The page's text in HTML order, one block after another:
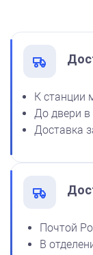
Печать ИП
К станции
До двери
Доставка
Почтой
В